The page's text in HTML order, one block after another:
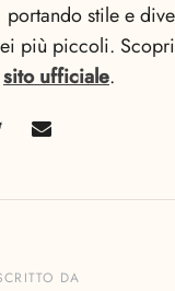
stile e
più piccoli.
sito ufficiale.
DA